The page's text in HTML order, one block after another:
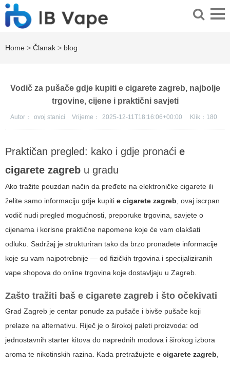
Home > Članak > blog
Vodič za pušače gdje kupiti e cigarete zagreb, najbolje
trgovine, cijene i praktični savjeti
Autor： ovoj stanici Vrijeme： 2025-12-11T18:16:06+00:00 Klik： 180
Praktičan pregled: kako i gdje pronaći e
cigarete zagreb u gradu
Ako tražite pouzdan način da pređete na elektroničke cigarete ili
želite samo informaciju gdje kupiti e cigarete zagreb, ovaj iscrpan
vodič nudi pregled mogućnosti, preporuke trgovina, savjete o
cijenama i korisne praktične napomene koje će vam olakšati
odluku. Sadržaj je strukturiran tako da brzo pronađete informacije
koje su vam najpotrebnije — od fizičkih trgovina i specijaliziranih
vape shopova do online trgovina koje dostavljaju u Zagreb.
Zašto tražiti baš e cigarete zagreb i što očekivati
Grad Zagreb je centar ponude za pušače i bivše pušače koji
prelaze na alternativu. Riječ je o širokoj paleti proizvoda: od
jednostavnih starter kitova do naprednih modova i širokog izbora
aroma te nikotinskih razina. Kada pretražujete e cigarete zagreb,